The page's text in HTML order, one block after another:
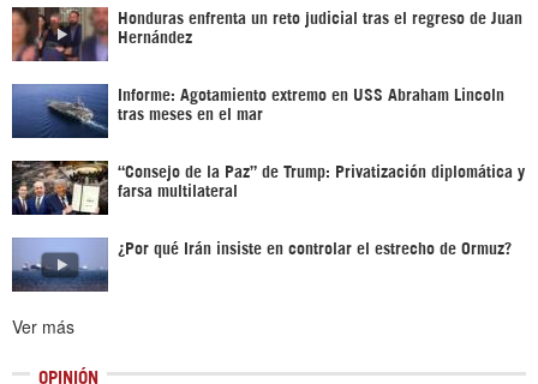
Honduras enfrenta un reto judicial tras el regreso de Juan
Hernández
Informe: Agotamiento extremo en USS Abraham Lincoln
tras meses en el mar
“Consejo de la Paz” de Trump: Privatización diplomática y
farsa multilateral
¿Por qué Irán insiste en controlar el estrecho de Ormuz?
Ver más
OPINIÓN